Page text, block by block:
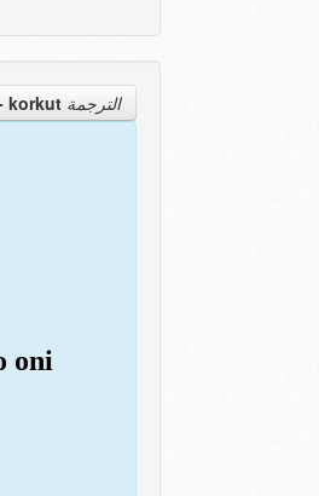
الترجمة Translation korkut
oni